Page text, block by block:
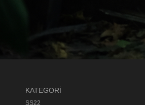
KATEGORİ
SS22